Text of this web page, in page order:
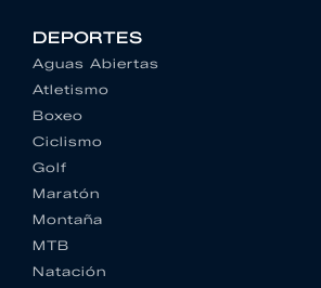
DEPORTES
Aguas Abiertas
Atletismo
Boxeo
Ciclismo
Golf
Maratón
Montaña
MTB
Natación